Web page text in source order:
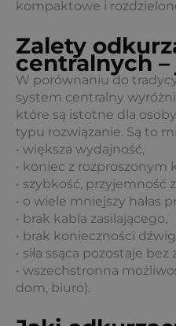
kompaktowe i
Zalety
centralnych –
W porównaniu do
system centralny
które są istotne dla
typu rozwiązanie. Są to
• większa wydajność,
• koniec z rozproszonym
• szybkość, przyjemność
• o wiele mniejszy hałas
• brak kabla zasilającego,
• brak konieczności
• siła ssąca pozostaje
• wszechstronna
dom, biuro).